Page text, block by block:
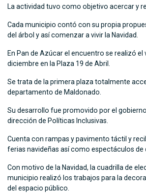
La actividad tuvo como objetivo acercar y
Cada municipio contó con su propia
del árbol y así comenzar a vivir la Navidad.
En Pan de Azúcar el encuentro se realizó el
diciembre en la Plaza 19 de Abril.
Se trata de la primera plaza totalmente
departamento de Maldonado.
Su desarrollo fue promovido por el
dirección de Políticas Inclusivas.
Cuenta con rampas y pavimento táctil y
ferias navideñas así como espectáculos de
Con motivo de la Navidad, la cuadrilla de
municipio realizó los trabajos para la
del espacio público.